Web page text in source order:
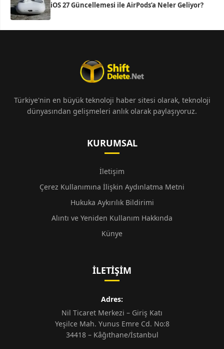
iOS 27 Güncellemesi ile AirPods’a Neler Geliyor?
Türkiye'nin en büyük teknoloji haber sitesi olarak, teknoloji
dünyasından gelişmeleri anlık olarak paylaşıyoruz.
KURUMSAL
İletişim
Çerez Kullanımına İlişkin Aydınlatma Metni
Hukuka Aykırılık Bildirimi
Alıntı ve Yeniden Kullanım Hakkında
Künye
İLETIŞIM
Adres:
Nil Ticaret Merkezi – Giriş Katı
Yeşilce Mah. Yunus Emre Cd. No:8
34418 – Kâğıthane/İstanbul